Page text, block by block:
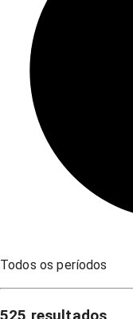
Todos os períodos
525 resultados